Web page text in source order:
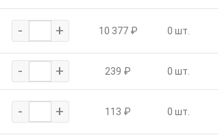
- + 10 377 ₽ 0 шт.
- + 239 ₽ 0 шт.
- + 113 ₽ 0 шт.